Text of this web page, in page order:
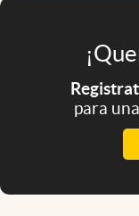
para